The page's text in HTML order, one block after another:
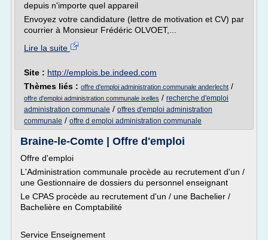
depuis n'importe quel appareil
Envoyez votre candidature (lettre de motivation et CV) par
courrier à Monsieur Frédéric OLVOET,...
Lire la suite
Site : http://emplois.be.indeed.com
Thèmes liés : offre d'emploi administration communale anderlecht /
offre d'emploi administration communale ixelles / recherche d'emploi
administration communale / offres d'emploi administration
communale / offre d emploi administration communale
Braine-le-Comte | Offre d'emploi
Offre d'emploi
L'Administration communale procède au recrutement d'un /
une Gestionnaire de dossiers du personnel enseignant
Le CPAS procède au recrutement d'un / une Bachelier /
Bachelière en Comptabilité
Service Enseignement